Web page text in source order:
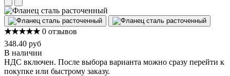
★★★★★ 0 отзывов
348.40 руб
В наличии
НДС включен. После выбора варианта можно сразу перейти к
покупке или быстрому заказу.